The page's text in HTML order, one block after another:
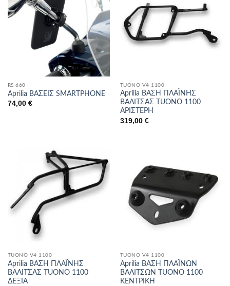
RS 660
Aprilia ΒΑΣΕΙΣ SMARTPHONE
74,00 €
TUONO V4 1100
Aprilia ΒΑΣΗ ΠΛΑΪΝΗΣ
ΒΑΛΙΤΣΑΣ TUONO 1100
ΑΡΙΣΤΕΡΗ
319,00 €
TUONO V4 1100
Aprilia ΒΑΣΗ ΠΛΑΪΝΗΣ
ΒΑΛΙΤΣΑΣ TUONO 1100
ΔΕΞΙΑ
TUONO V4 1100
Aprilia ΒΑΣΗ ΠΛΑΪΝΩΝ
ΒΑΛΙΤΣΩΝ TUONO 1100
ΚΕΝΤΡΙΚΗ